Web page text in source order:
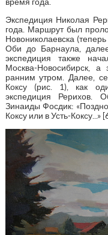
Экспедиция Николая
года. Маршрут был
Новониколаевска
Оби до Барнаула,
экспедиция также
Москва-Новосибирск,
ранним утром. Далее,
Коксу (рис. 1), как
экспедиция Рерихов.
Зинаиды Фосдик:
Коксу или в Усть-Коксу...»